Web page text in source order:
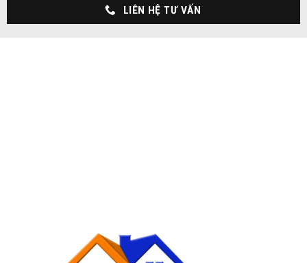
LIÊN HỆ TƯ VẤN